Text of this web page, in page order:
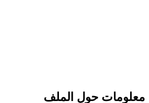
معلومات حول الملف